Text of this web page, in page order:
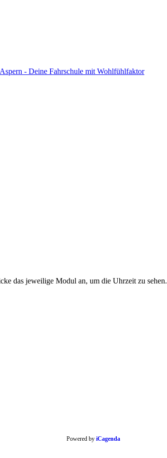
das jeweilige Modul an, um die Uhrzeit zu sehen.
Powered by iCagenda